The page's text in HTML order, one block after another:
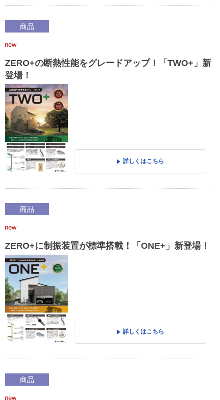
商品
new
ZERO+の断熱性能をグレードアップ！「TWO+」新
登場！
詳しくはこちら
商品
new
ZERO+に制振装置が標準搭載！「ONE+」新登場！
詳しくはこちら
商品
new